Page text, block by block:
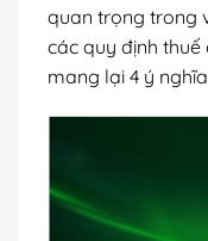
quan trọng trong
các quy định thuế
mang lại 4 ý